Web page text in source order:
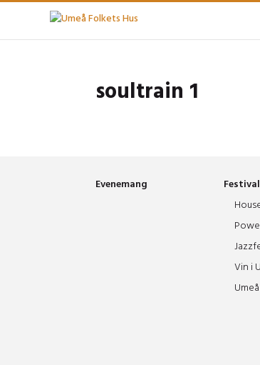
soultrain 1
Evenemang
Vin i